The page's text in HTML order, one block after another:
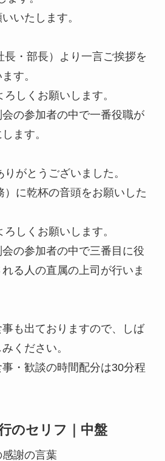
いたします。
長・部長）より一言ご挨拶を
す。
しくお願いします。
の参加者の中で一番役職が
ます。
がとうございました。
に乾杯の音頭をお願いした
しくお願いします。
の参加者の中で三番目に役
る人の直属の上司が行いま
も出ておりますので、しば
ください。
・歓談の時間配分は30分程
のセリフ｜中盤
謝の言葉